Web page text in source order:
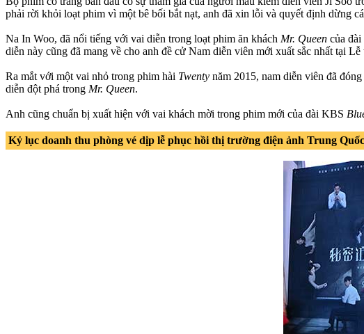
phải rời khỏi loạt phim vì một bê bối bắt nạt, anh đã xin lỗi và quyết định dừng
Na In Woo, đã nổi tiếng với vai diễn trong loạt phim ăn khách Mr. Queen của
diễn này cũng đã mang về cho anh đề cử Nam diễn viên mới xuất sắc nhất tại
Ra mắt với một vai nhỏ trong phim hài Twenty năm 2015, nam diễn viên đã
diễn đột phá trong Mr. Queen.
Anh cũng chuẩn bị xuất hiện với vai khách mời trong phim mới của đài KBS
Kỷ lục doanh thu phòng vé dịp lễ phục hồi thị trường điện ảnh Trung Quốc